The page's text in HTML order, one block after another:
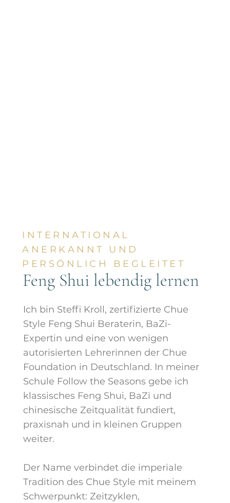
INTERNATIONAL
ANERKANNT UND
PERSÖNLICH BEGLEITET
Feng Shui lebendig lernen
Ich bin Steffi Kroll, zertifizierte Chue
Style Feng Shui Beraterin, BaZi-
Expertin und eine von wenigen
autorisierten Lehrerinnen der Chue
Foundation in Deutschland. In meiner
Schule Follow the Seasons gebe ich
klassisches Feng Shui, BaZi und
chinesische Zeitqualität fundiert,
praxisnah und in kleinen Gruppen
weiter.
Der Name verbindet die imperiale
Tradition des Chue Style mit meinem
Schwerpunkt: Zeitzyklen,